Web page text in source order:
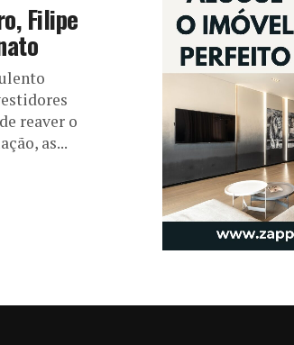
Filipe
reaver o
as...